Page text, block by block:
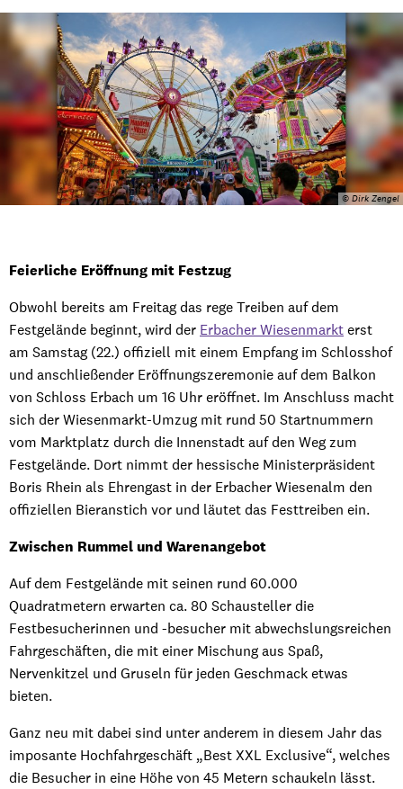
© Dirk Zengel
Feierliche Eröffnung mit Festzug
Obwohl bereits am Freitag das rege Treiben auf dem
Festgelände beginnt, wird der Erbacher Wiesenmarkt erst
am Samstag (22.) offiziell mit einem Empfang im Schlosshof
und anschließender Eröffnungszeremonie auf dem Balkon
von Schloss Erbach um 16 Uhr eröffnet. Im Anschluss macht
sich der Wiesenmarkt-Umzug mit rund 50 Startnummern
vom Marktplatz durch die Innenstadt auf den Weg zum
Festgelände. Dort nimmt der hessische Ministerpräsident
Boris Rhein als Ehrengast in der Erbacher Wiesenalm den
offiziellen Bieranstich vor und läutet das Festtreiben ein.
Zwischen Rummel und Warenangebot
Auf dem Festgelände mit seinen rund 60.000
Quadratmetern erwarten ca. 80 Schausteller die
Festbesucherinnen und -besucher mit abwechslungsreichen
Fahrgeschäften, die mit einer Mischung aus Spaß,
Nervenkitzel und Gruseln für jeden Geschmack etwas
bieten.
Ganz neu mit dabei sind unter anderem in diesem Jahr das
imposante Hochfahrgeschäft „Best XXL Exclusive“, welches
die Besucher in eine Höhe von 45 Metern schaukeln lässt.